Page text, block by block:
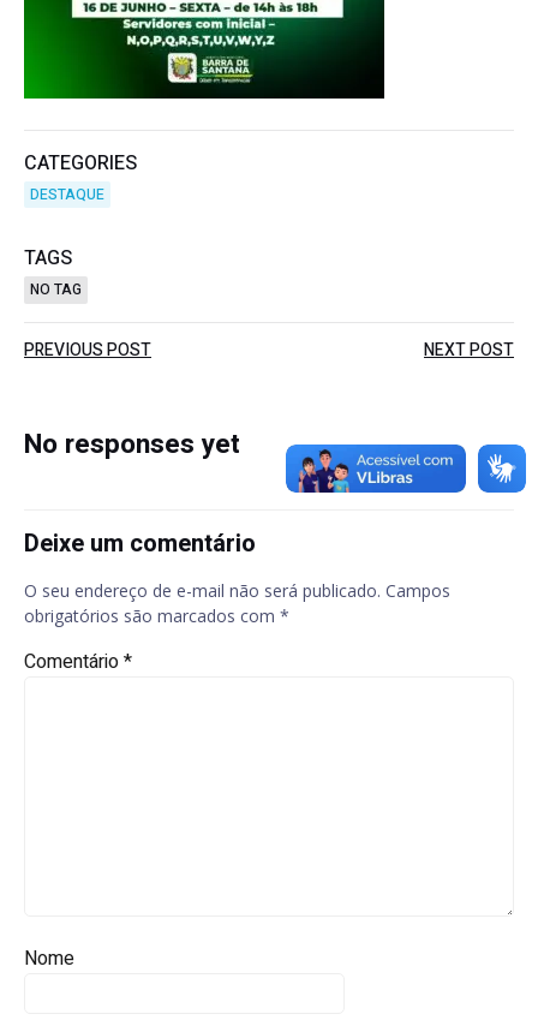
CATEGORIES
DESTAQUE
TAGS
NO TAG
Post
navigation
PREVIOUS POST
navigation
NEXT POST
No responses yet
Deixe um comentário
O seu endereço de e-mail não será publicado. Campos
obrigatórios são marcados com *
Comentário*
Nome